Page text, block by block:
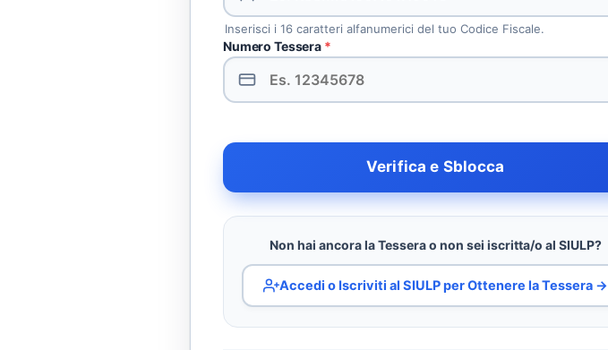
Inserisci i 16 caratteri alfanumerici del tuo Codice Fiscale.
Numero Tessera *
Verifica e Sblocca
Non hai ancora la Tessera o non sei iscritta/o al SIULP?
Accedi o Iscriviti al SIULP per Ottenere la Tessera →